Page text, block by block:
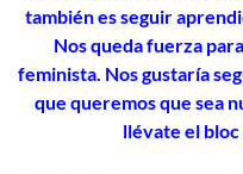
también es seguir
Nos queda fuerza
feminista. Nos gustaría
que queremos que sea
llévate el bloc